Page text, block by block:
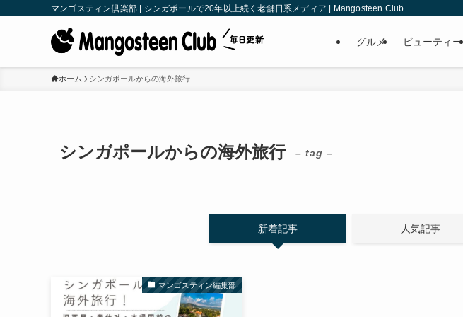
マンゴスティン倶楽部 | シンガポールで20年以上続く老舗日系メディア | Mangosteen Club
グルメ ビューティー
ホーム シンガポールからの海外旅行
シンガポールからの海外旅行 – tag –
新着記事 人気記事
マンゴスティン編集部